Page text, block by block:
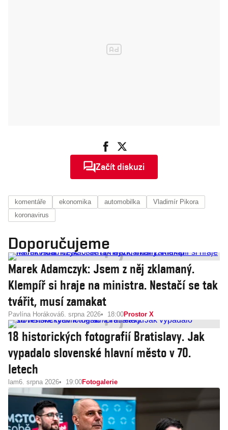
Začít diskuzi
komentáře ekonomika automobilka
Vladimír Pikora
koronavirus
Doporučujeme
Marek Adamczyk: Jsem z něj zklamaný.
Klempíř si hraje na ministra. Nestačí se tak
tvářit, musí zamakat
Pavlína Horáková6. srpna 2026 18:00Prostor X
18 historických fotografií Bratislavy. Jak
vypadalo slovenské hlavní město v 70.
letech
lam6. srpna 2026 19:00Fotogalerie